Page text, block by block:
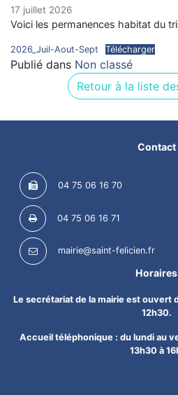
17 juillet 2026
Voici les permanences habitat du
2026_Juil-Aout-Sept Télécharger
Publié dans Non classé
Retour à la liste
Contact
04 75 06 16 70
04 75 06 16 71
mairie@saint-felicien.fr
Horaires
Le secrétariat de la mairie est ouvert
12h30.
Accueil téléphonique : du lundi au
13h30 à